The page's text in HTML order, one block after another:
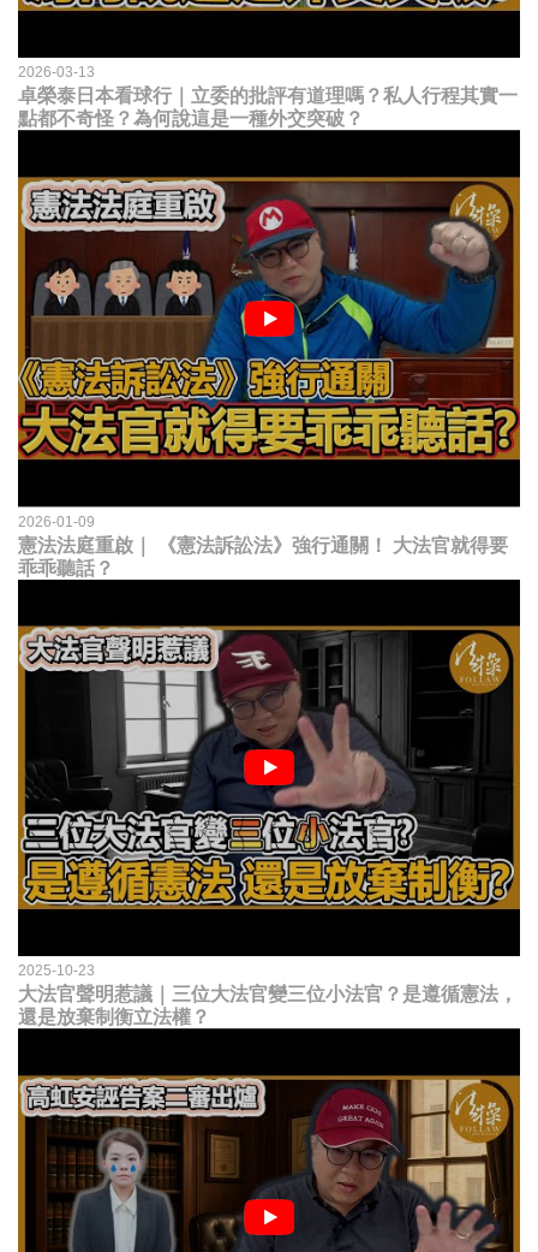
2026-03-13
卓榮泰日本看球行｜立委的批評有道理嗎？私人行程其實一
點都不奇怪？為何說這是一種外交突破？
2026-01-09
憲法法庭重啟｜ 《憲法訴訟法》強行通關！ 大法官就得要
乖乖聽話？
2025-10-23
大法官聲明惹議｜三位大法官變三位小法官？是遵循憲法，
還是放棄制衡立法權？